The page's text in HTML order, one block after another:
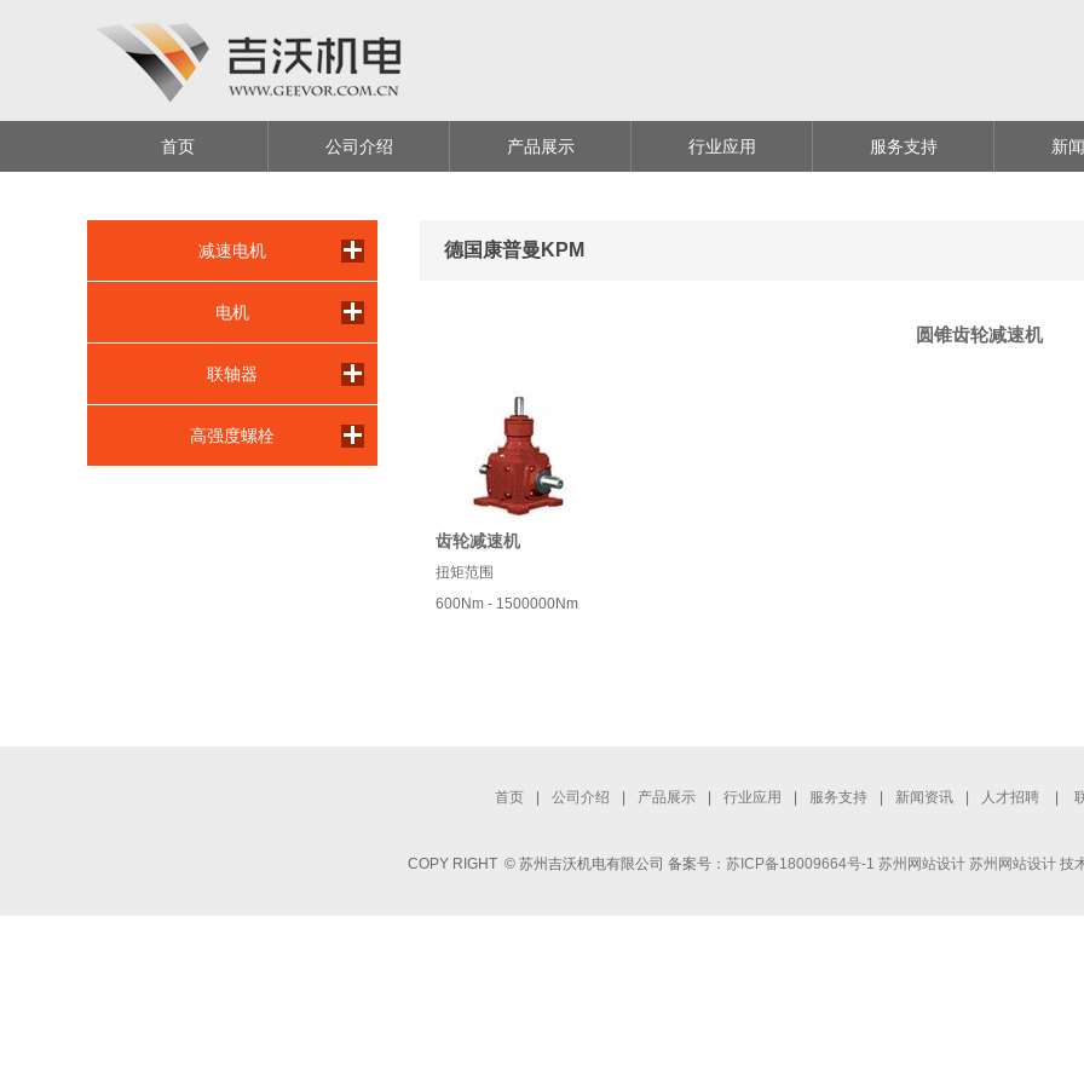
首页 公司介绍 产品展示 行业应用 服务支持 新
减速电机
电机
联轴器
高强度螺栓
德国康普曼KPM
圆锥齿轮减速机
齿轮减速机
扭矩范围
600Nm - 1500000Nm
首页 公司介绍 产品展示 行业应用 服务支持 新闻资讯 人才招聘
COPY RIGHT © 苏州吉沃机电有限公司 备案号： 苏ICP备18009664号-1 苏州网站设计 苏州网站设计 技